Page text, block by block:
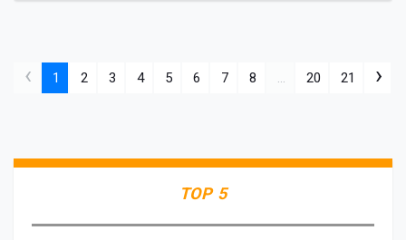
‹ 1 2 3 4 5 6 7 8 ... 20 21 ›
TOP 5